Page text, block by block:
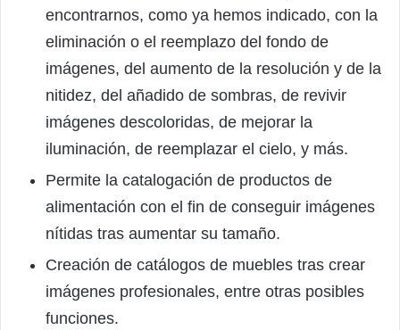
encontrarnos, como ya hemos indicado, con la
eliminación o el reemplazo del fondo de
imágenes, del aumento de la resolución y de la
nitidez, del añadido de sombras, de revivir
imágenes descoloridas, de mejorar la
iluminación, de reemplazar el cielo, y más.
Permite la catalogación de productos de
alimentación con el fin de conseguir imágenes
nítidas tras aumentar su tamaño.
Creación de catálogos de muebles tras crear
imágenes profesionales, entre otras posibles
funciones.